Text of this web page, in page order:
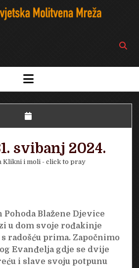
Open
bar
open
menu
svibanj 2024.
Klikni i moli - click to pray
Pohoda Blažene Djevice
u dom svoje rođakinje
radošću prima. Započnimo
Evanđelja gdje se dvije
i slave svoju potpunu